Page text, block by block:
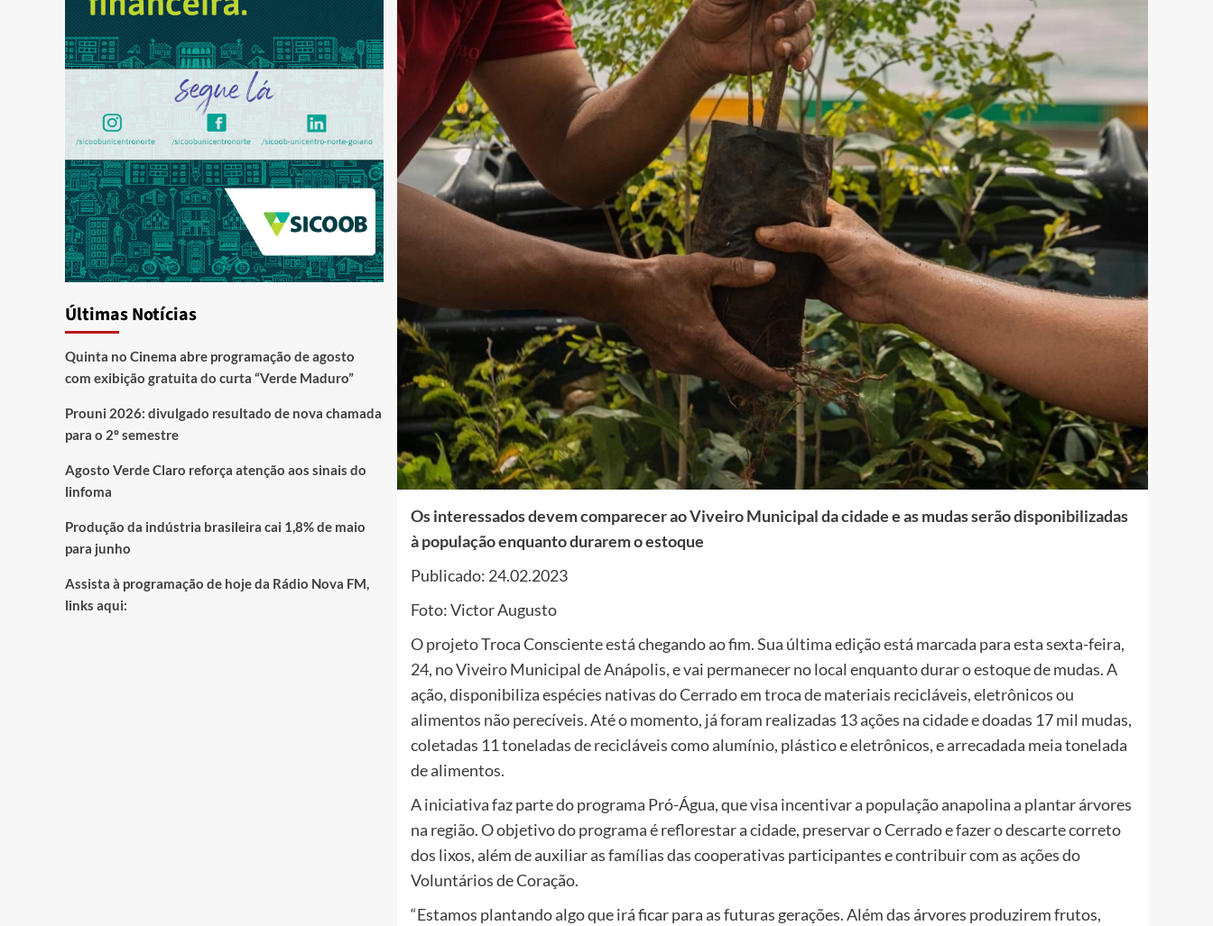
Os interessados devem comparecer ao Viveiro Municipal da cidade e as mudas serão disponibilizadas
à população enquanto durarem o estoque
Publicado: 24.02.2023
Foto: Victor Augusto
O projeto Troca Consciente está chegando ao fim. Sua última edição está marcada para esta sexta-feira,
24, no Viveiro Municipal de Anápolis, e vai permanecer no local enquanto durar o estoque de mudas. A
ação, disponibiliza espécies nativas do Cerrado em troca de materiais recicláveis, eletrônicos ou
alimentos não perecíveis. Até o momento, já foram realizadas 13 ações na cidade e doadas 17 mil mudas,
coletadas 11 toneladas de recicláveis como alumínio, plástico e eletrônicos, e arrecadada meia tonelada
de alimentos.
A iniciativa faz parte do programa Pró-Água, que visa incentivar a população anapolina a plantar árvores
na região. O objetivo do programa é reflorestar a cidade, preservar o Cerrado e fazer o descarte correto
dos lixos, além de auxiliar as famílias das cooperativas participantes e contribuir com as ações do
Voluntários de Coração.
“Estamos plantando algo que irá ficar para as futuras gerações. Além das árvores produzirem frutos,
Últimas Notícias
Quinta no Cinema abre programação de agosto
com exibição gratuita do curta “Verde Maduro”
Prouni 2026: divulgado resultado de nova chamada
para o 2º semestre
Agosto Verde Claro reforça atenção aos sinais do
linfoma
Produção da indústria brasileira cai 1,8% de maio
para junho
Assista à programação de hoje da Rádio Nova FM,
links aqui: